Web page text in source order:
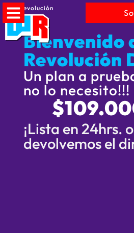
WebRevolución
Bienvenido
Revolución
Un plan a
no lo necesito!!!
¡Lista en 24hrs.
devolvemos el